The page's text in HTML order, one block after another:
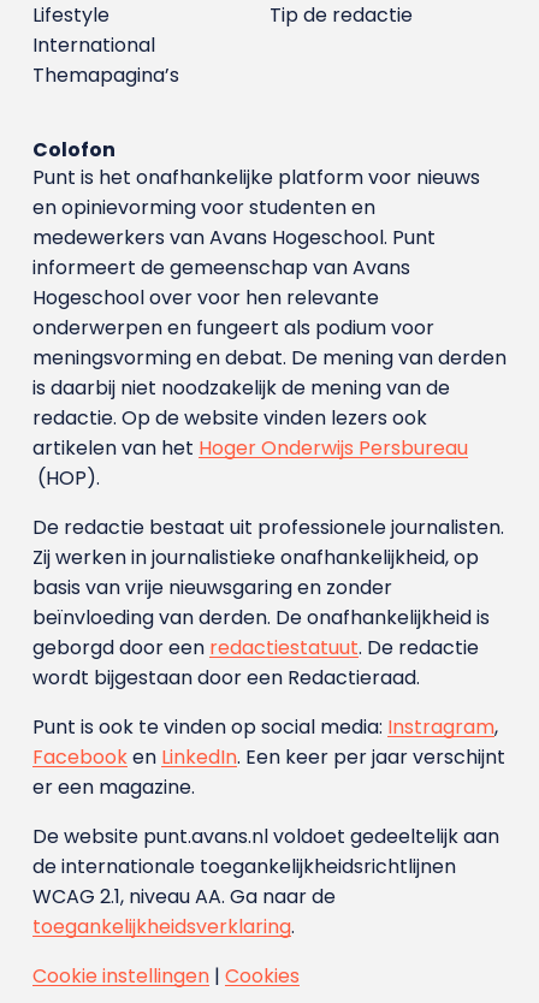
Tip de redactie
Lifestyle
International
Themapagina’s
Colofon
Punt is het onafhankelijke platform voor nieuws
en opinievorming voor studenten en
medewerkers van Avans Hoge­school. Punt
informeert de gemeenschap van Avans
Hogeschool over voor hen relevante
onderwerpen en fungeert als podium voor
meningsvorming en debat. De mening van derden
is daarbij niet noodzakelijk de mening van de
redactie. Op de website vinden lezers ook
artikelen van het Hoger Onderwijs Persbureau
(HOP).
De redactie bestaat uit professionele journalisten.
Zij werken in journalistieke onafhankelijkheid, op
basis van vrije nieuwsgaring en zonder
beïnvloeding van derden. De onafhankelijkheid is
geborgd door een redactiestatuut. De redactie
wordt bijgestaan door een Redactieraad.
Punt is ook te vinden op social media: Instragram,
Facebooken LinkedIn. Een keer per jaar verschijnt
er een magazine.
De website punt.avans.nl voldoet gedeeltelijk aan
de internationale toegankelijkheidsrichtlijnen
WCAG 2.1, niveau AA. Ga naar de
toegankelijkheidsverklaring.
Cookie instellingen| Cookies